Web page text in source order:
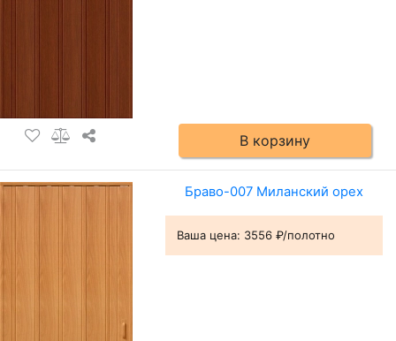
В корзину
Браво-007 Миланский орех
Ваша цена: 3556 ₽/полотно